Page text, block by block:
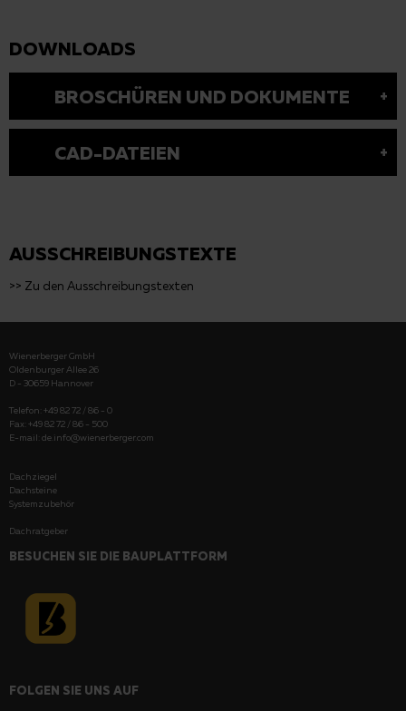
DOWNLOADS
BROSCHÜREN UND DOKUMENTE
CAD-DATEIEN
AUSSCHREIBUNGSTEXTE
>> Zu den Ausschreibungstexten
Wienerberger GmbH
Oldenburger Allee 26
D - 30659 Hannover
Telefon: +49 82 72 / 86 - 0
Fax: +49 82 72 / 86 - 500
E-mail: de.info@wienerberger.com
Dachziegel
Dachsteine
Systemzubehör
Dachratgeber
BESUCHEN SIE DIE BAUPLATTFORM
FOLGEN SIE UNS AUF